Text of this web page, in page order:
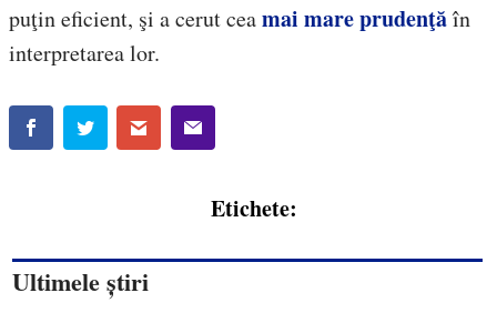
puţin eficient, şi a cerut ceamai mare prudenţăîn
interpretarea lor.
Etichete:
Ultimele știri